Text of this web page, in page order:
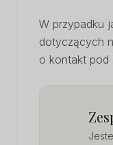
W przypadku
dotyczących
o kontakt pod